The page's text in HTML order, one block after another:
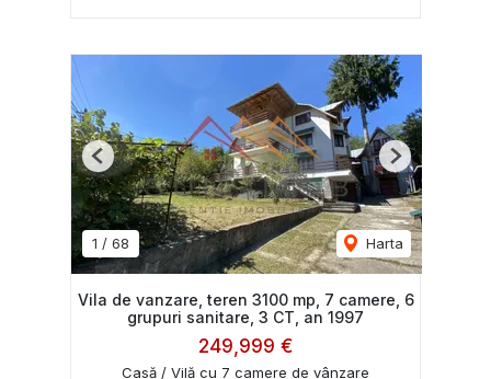
1 / 68 Harta
Previous Next
Vila de vanzare, teren 3100 mp, 7 camere, 6
grupuri sanitare, 3 CT, an 1997
249,999 €
Casă / Vilă cu 7 camere de vânzare